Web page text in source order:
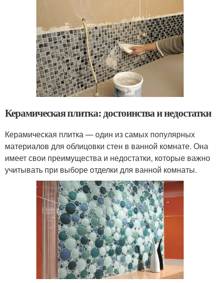
Керамическая плитка: достоинства и недостатки
Керамическая плитка — один из самых популярных
материалов для облицовки стен в ванной комнате. Она
имеет свои преимущества и недостатки, которые важно
учитывать при выборе отделки для ванной комнаты.